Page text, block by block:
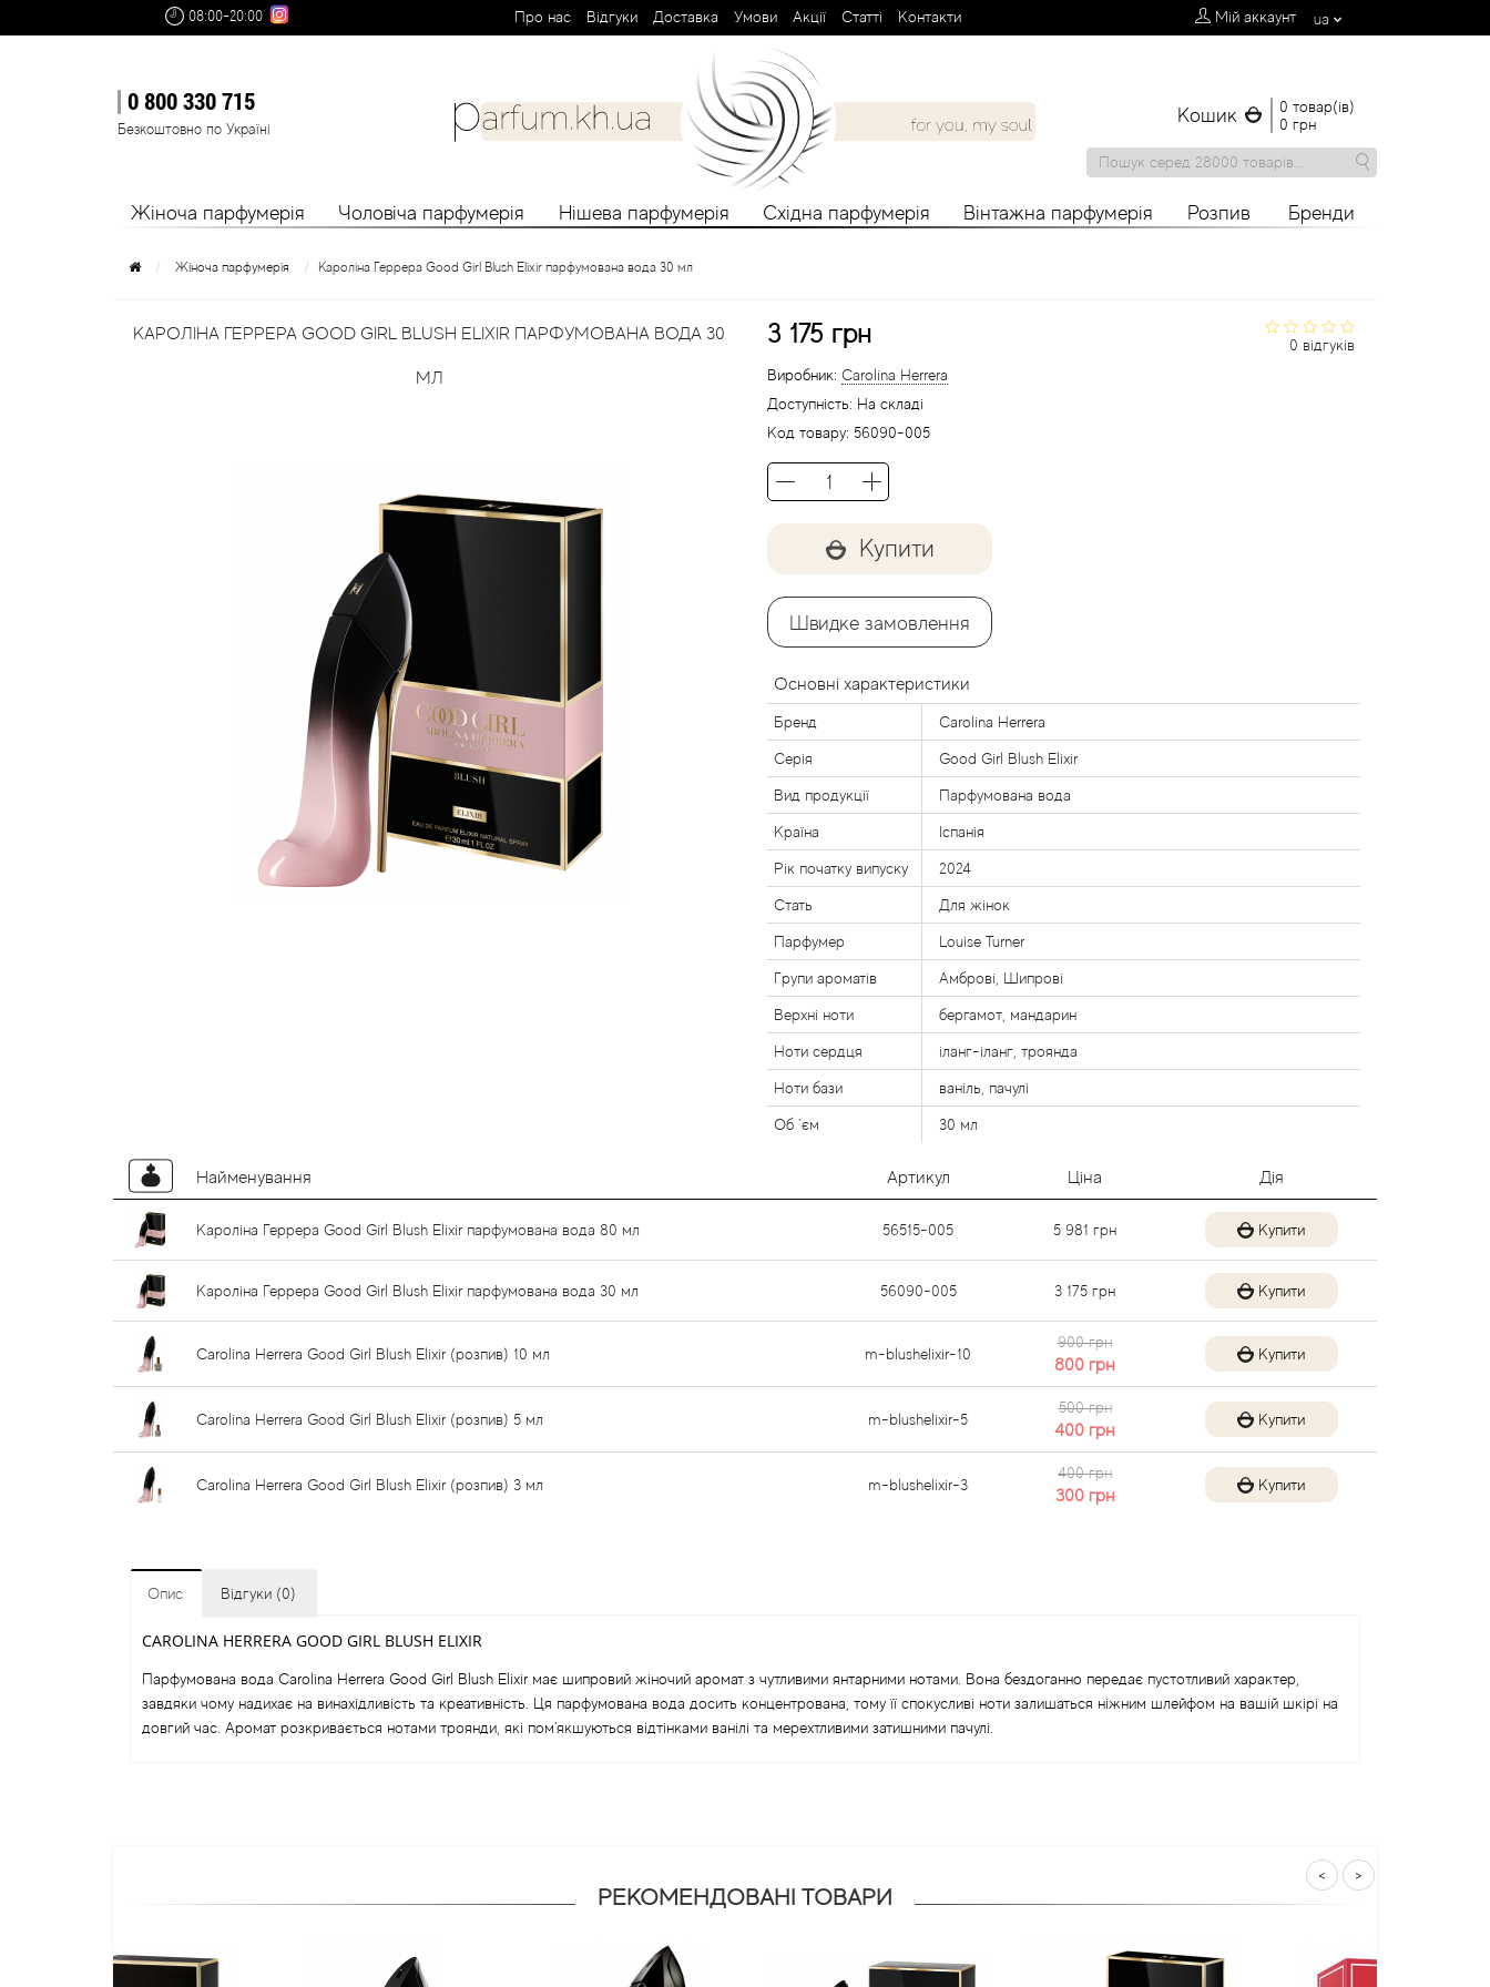
08:00-20:00 Про нас Вiдгуки Доставка Умови Aкції Cтатті Контакти Мій аккаунт ua
0 800 330 715
Безкоштовно по Україні
Кошик
0 товар(ів)
0 грн
Жіноча парфумерія Чоловіча парфумерія Нішева парфумерія Східна парфумерія Вінтажна парфумерія Розпив Бренди
Жіноча парфумерія Кароліна Геррера Good Girl Blush Elixir парфумована вода 30 мл
КАРОЛІНА ГЕРРЕРА GOOD GIRL BLUSH ELIXIR ПАРФУМОВАНА ВОДА 30
МЛ
0 відгуків
3 175 грн
Виробник: Carolina Herrera
Доступність: На складі
Код товару: 56090-005
Купити
Швидке замовлення
Основні характеристики
Бренд Carolina Herrera
Серія Good Girl Blush Elixir
Вид продукції Парфумована вода
Країна Іспанія
Рік початку випуску 2024
Стать Для жінок
Парфумер Louise Turner
Групи ароматів Амброві, Шипрові
Верхні ноти бергамот, мандарин
Ноти сердця іланг-іланг, троянда
Ноти бази ваніль, пачулі
Об `єм 30 мл
Найменування Артикул Ціна Дія
Кароліна Геррера Good Girl Blush Elixir парфумована вода 80 мл 56515-005 5 981 грн Купити
Кароліна Геррера Good Girl Blush Elixir парфумована вода 30 мл 56090-005 3 175 грн Купити
Carolina Herrera Good Girl Blush Elixir (розпив) 10 мл m-blushelixir-10
900 грн
800 грн
Купити
Carolina Herrera Good Girl Blush Elixir (розпив) 5 мл m-blushelixir-5
500 грн
400 грн
Купити
Carolina Herrera Good Girl Blush Elixir (розпив) 3 мл m-blushelixir-3
400 грн
300 грн
Купити
Опис Відгуки (0)
CAROLINA HERRERA GOOD GIRL BLUSH ELIXIR
Парфумована вода Carolina Herrera Good Girl Blush Elixir має шипровий жіночий аромат з чутливими янтарними нотами. Вона бездоганно передає пустотливий характер,
завдяки чому надихає на винахідливість та креативність. Ця парфумована вода досить концентрована, тому її спокусливі ноти залишаться ніжним шлейфом на вашій шкірі на
довгий час. Аромат розкривається нотами троянди, які пом'якшуються відтінками ванілі та мерехтливими затишними пачулі.
РЕКОМЕНДОВАНІ ТОВАРИ
< >